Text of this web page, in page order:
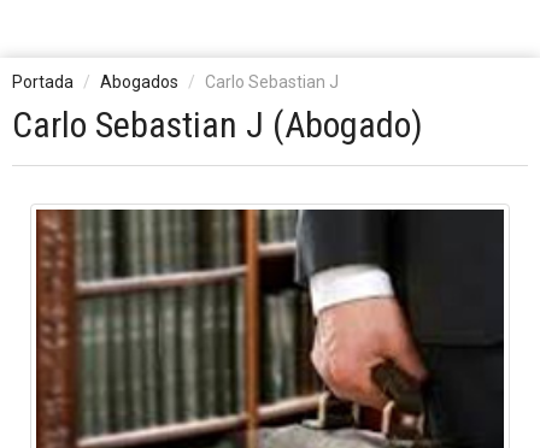
Portada Abogados Carlo Sebastian J
Carlo Sebastian J (Abogado)